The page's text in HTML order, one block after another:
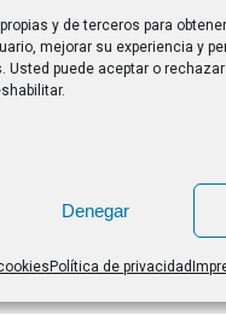
y de terceros para
mejorar su experiencia y
Usted puede aceptar o
Denegar
Política de privacidad